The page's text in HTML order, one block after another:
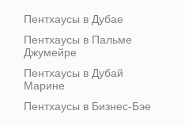
Пентхаусы в Дубае
Пентхаусы в Пальме
Джумейре
Пентхаусы в Дубай
Марине
Пентхаусы в Бизнес-Бэе